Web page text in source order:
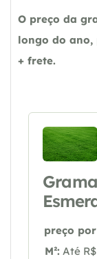
O preço da
longo do ano,
+ frete.
Grama
preço por
M²: Até R$